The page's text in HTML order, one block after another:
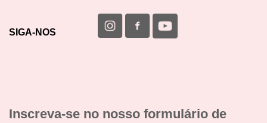
SIGA-NOS
Inscreva-se no nosso formulário de